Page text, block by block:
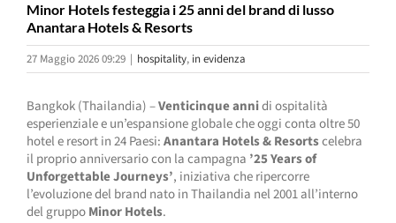
Minor Hotels festeggia i 25 anni del brand di lusso
Anantara Hotels & Resorts
27 Maggio 2026 09:29 | hospitality, in evidenza
Bangkok (Thailandia) –Venticinque annidi ospitalità
esperienziale e un’espansione globale che oggi conta oltre 50
hotel e resort in 24 Paesi:Anantara Hotels & Resortscelebra
il proprio anniversario con la campagna ’25 Years of
Unforgettable Journeys’, iniziativa che ripercorre
l’evoluzione del brand nato in Thailandia nel 2001 all’interno
del gruppoMinor Hotels.